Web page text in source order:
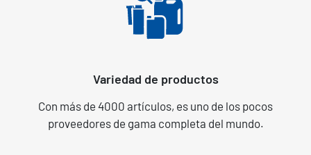
Variedad de productos
Con más de 4000 artículos, es uno de los pocos
proveedores de gama completa del mundo.